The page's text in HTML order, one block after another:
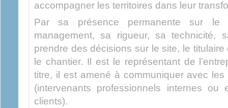
accompagner les territoires dans leur
Par sa présence permanente sur le
management, sa rigueur, sa technicité,
prendre des décisions sur le site, le
le chantier. Il est le représentant de
titre, il est amené à communiquer avec
(intervenants professionnels internes ou
clients).